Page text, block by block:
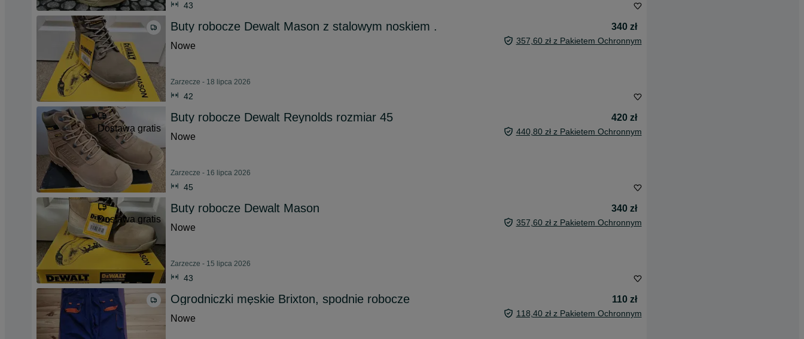
43
Buty robocze Dewalt Mason z stalowym noskiem .
340 zł
Nowe
357,60 zł z Pakietem Ochronnym
Zarzecze - 18 lipca 2026
42
Dostawa gratis
Buty robocze Dewalt Reynolds rozmiar 45
420 zł
Nowe
440,80 zł z Pakietem Ochronnym
Zarzecze - 16 lipca 2026
45
Dostawa gratis
Buty robocze Dewalt Mason
340 zł
Nowe
357,60 zł z Pakietem Ochronnym
Zarzecze - 15 lipca 2026
43
Ogrodniczki męskie Brixton, spodnie robocze
110 zł
Nowe
118,40 zł z Pakietem Ochronnym